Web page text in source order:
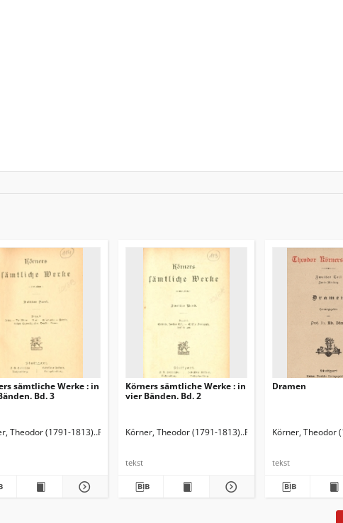
(1851-1920). Przedm.
sämtliche Werke : in
Bd. 3
Theodor (1791-1813) Fischer, Hermann (1851-1920). Przedm.
Körners sämtliche Werke : in
vier Bänden. Bd. 2
Körner, Theodor (1791-1813) Fischer, Hermann (1851-
tekst
Dramen
Körner, Theodor
tekst